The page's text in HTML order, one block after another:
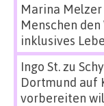
Marina Melzer
Menschen
inklusives
Ingo St.zu
Dortmund auf
vorbereiten